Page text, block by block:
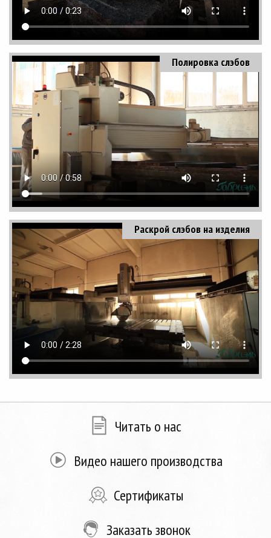
Полировка слэбов
Раскрой слэбов на изделия
Читать о нас
Видео нашего производства
Сертификаты
Заказать звонок